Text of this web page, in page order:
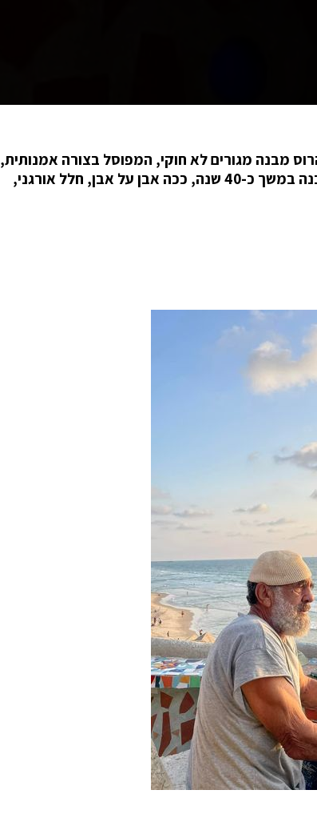
מבנה מגורים לא חוקי, המפוסל בצורה אמנותית,
בצוק הכורכר בחוף סידני עלי. ניסים כחלון, כיום בן 78, חצב ובנה במשך כ-40 שנה, ככה אבן על אבן, חלל אורגני,